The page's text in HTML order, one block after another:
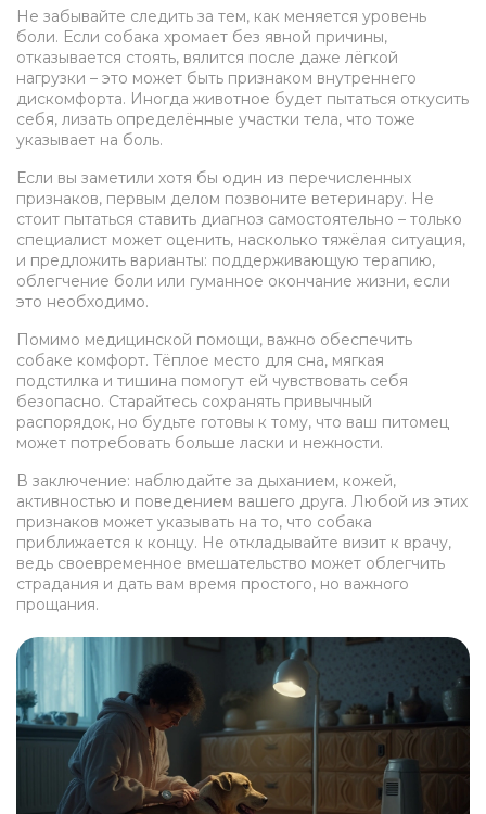
Не забывайте следить за тем, как меняется уровень
боли. Если собака хромает без явной причины,
отказывается стоять, вялится после даже лёгкой
нагрузки – это может быть признаком внутреннего
дискомфорта. Иногда животное будет пытаться откусить
себя, лизать определённые участки тела, что тоже
указывает на боль.
Если вы заметили хотя бы один из перечисленных
признаков, первым делом позвоните ветеринару. Не
стоит пытаться ставить диагноз самостоятельно – только
специалист может оценить, насколько тяжёлая ситуация,
и предложить варианты: поддерживающую терапию,
облегчение боли или гуманное окончание жизни, если
это необходимо.
Помимо медицинской помощи, важно обеспечить
собаке комфорт. Тёплое место для сна, мягкая
подстилка и тишина помогут ей чувствовать себя
безопасно. Старайтесь сохранять привычный
распорядок, но будьте готовы к тому, что ваш питомец
может потребовать больше ласки и нежности.
В заключение: наблюдайте за дыханием, кожей,
активностью и поведением вашего друга. Любой из этих
признаков может указывать на то, что собака
приближается к концу. Не откладывайте визит к врачу,
ведь своевременное вмешательство может облегчить
страдания и дать вам время простого, но важного
прощания.